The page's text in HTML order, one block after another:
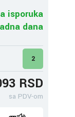
isporuka
dana
2
RSD
sa PDV-om